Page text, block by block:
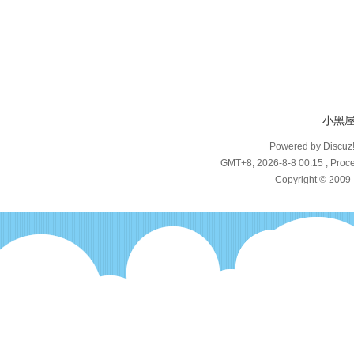
小黑
Powered by
GMT+8, 2026-8-8 00:15 ,
Copyright ©